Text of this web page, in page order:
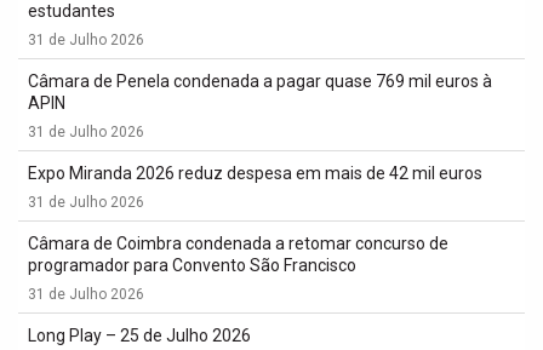
estudantes
31 de Julho 2026
Câmara de Penela condenada a pagar quase 769 mil euros à
APIN
31 de Julho 2026
Expo Miranda 2026 reduz despesa em mais de 42 mil euros
31 de Julho 2026
Câmara de Coimbra condenada a retomar concurso de
programador para Convento São Francisco
31 de Julho 2026
Long Play – 25 de Julho 2026